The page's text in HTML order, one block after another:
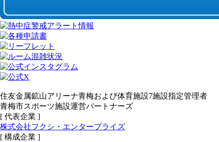
住友金属鉱山アリーナ青梅および体育施設7施設指定管理者
青梅市スポーツ施設運営パートナーズ
[ 代表企業 ]
株式会社フクシ・エンタープライズ
[ 構成企業 ]